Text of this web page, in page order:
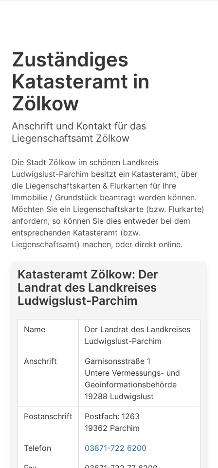
Zuständiges
Katasteramt in
Zölkow
Anschrift und Kontakt für das
Liegenschaftsamt Zölkow
Die Stadt Zölkow im schönen Landkreis
Ludwigslust-Parchim besitzt ein Katasteramt, über
die Liegenschaftskarten & Flurkarten für Ihre
Immobilie / Grundstück beantragt werden können.
Möchten Sie ein Liegenschaftskarte (bzw. Flurkarte)
anfordern, so können Sie dies entweder bei dem
entsprechenden Katasteramt (bzw.
Liegenschaftsamt) machen, oder direkt online.
Katasteramt Zölkow: Der
Landrat des Landkreises
Ludwigslust-Parchim
Name
Der Landrat des Landkreises
Ludwigslust-Parchim
Anschrift
Garnisonsstraße 1
Untere Vermessungs- und
Geoinformationsbehörde
19288 Ludwigslust
Postanschrift
Postfach: 1263
19362 Parchim
Telefon 03871-722 6200